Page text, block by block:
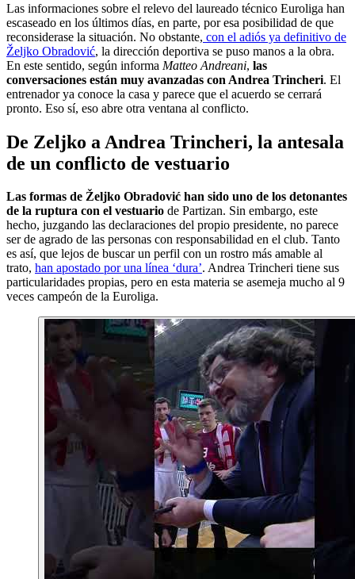
Las informaciones sobre el relevo del laureado técnico Euroliga han
escaseado en los últimos días, en parte, por esa posibilidad de que
reconsiderase la situación. No obstante, con el adiós ya definitivo de
Željko Obradović, la dirección deportiva se puso manos a la obra.
En este sentido, según informa Matteo Andreani, las
conversaciones están muy avanzadas con Andrea Trincheri. El
entrenador ya conoce la casa y parece que el acuerdo se cerrará
pronto. Eso sí, eso abre otra ventana al conflicto.
De Zeljko a Andrea Trincheri, la antesala
de un conflicto de vestuario
Las formas de Željko Obradović han sido uno de los detonantes
de la ruptura con el vestuario de Partizan. Sin embargo, este
hecho, juzgando las declaraciones del propio presidente, no parece
ser de agrado de las personas con responsabilidad en el club. Tanto
es así, que lejos de buscar un perfil con un rostro más amable al
trato, han apostado por una línea ‘dura’. Andrea Trincheri tiene sus
particularidades propias, pero en esta materia se asemeja mucho al 9
veces campeón de la Euroliga.